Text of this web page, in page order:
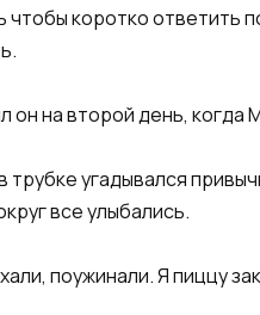
коротко ответить
он на второй день,
угадывался
все улыбались.
поужинали. Я пиццу